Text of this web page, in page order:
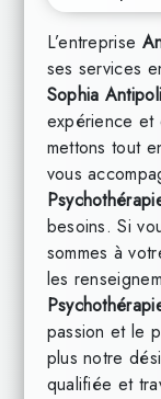
L’entreprise
ses services
Sophia
expérience et
mettons tout
vous
besoins. Si
sommes à
les
passion et le
plus notre
qualifiée et